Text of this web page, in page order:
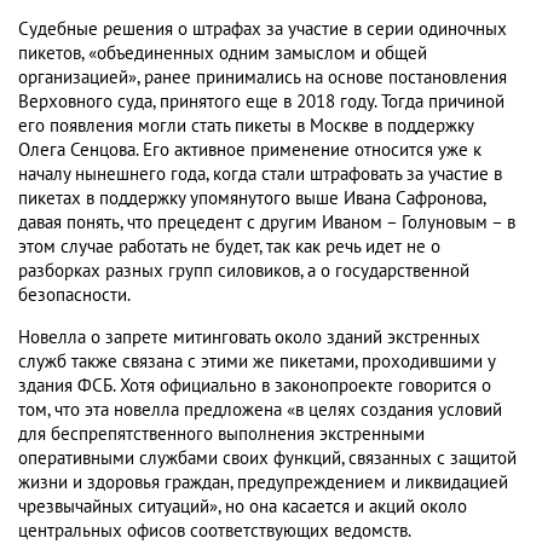
Судебные решения о штрафах за участие в серии одиночных
пикетов, «объединенных одним замыслом и общей
организацией», ранее принимались на основе постановления
Верховного суда, принятого еще в 2018 году. Тогда причиной
его появления могли стать пикеты в Москве в поддержку
Олега Сенцова. Его активное применение относится уже к
началу нынешнего года, когда стали штрафовать за участие в
пикетах в поддержку упомянутого выше Ивана Сафронова,
давая понять, что прецедент с другим Иваном – Голуновым – в
этом случае работать не будет, так как речь идет не о
разборках разных групп силовиков, а о государственной
безопасности.
Новелла о запрете митинговать около зданий экстренных
служб также связана с этими же пикетами, проходившими у
здания ФСБ. Хотя официально в законопроекте говорится о
том, что эта новелла предложена «в целях создания условий
для беспрепятственного выполнения экстренными
оперативными службами своих функций, связанных с защитой
жизни и здоровья граждан, предупреждением и ликвидацией
чрезвычайных ситуаций», но она касается и акций около
центральных офисов соответствующих ведомств.